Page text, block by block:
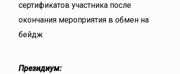
сертификатов участника после
окончания мероприятия в обмен на
бейдж
Президиум: